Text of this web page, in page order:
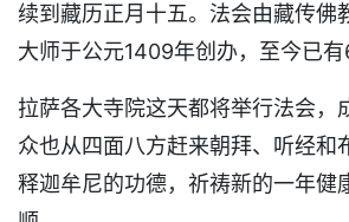
续到藏历正月十五。法会由藏传佛
大师于公元1409年创办，至今已有
拉萨各大寺院这天都将举行法会，
众也从四面八方赶来朝拜、听经和
释迦牟尼的功德，祈祷新的一年健